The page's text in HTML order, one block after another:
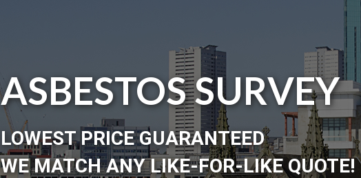
ASBESTOS SURVEY
LOWEST PRICE GUARANTEED
WE MATCH ANY LIKE-FOR-LIKE QUOTE!